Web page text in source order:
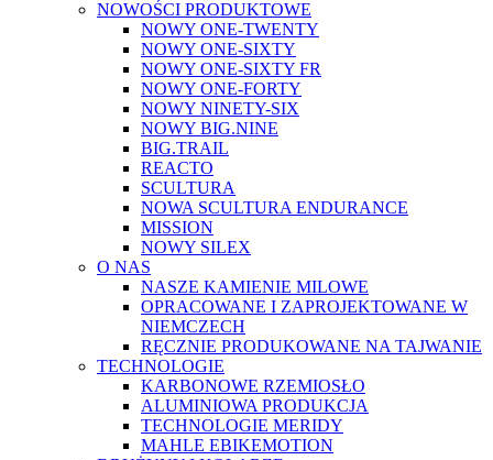
NOWOŚCI PRODUKTOWE
NOWY ONE-TWENTY
NOWY ONE-SIXTY
NOWY ONE-SIXTY FR
NOWY ONE-FORTY
NOWY NINETY-SIX
NOWY BIG.NINE
BIG.TRAIL
REACTO
SCULTURA
NOWA SCULTURA ENDURANCE
MISSION
NOWY SILEX
O NAS
NASZE KAMIENIE MILOWE
OPRACOWANE I ZAPROJEKTOWANE W
NIEMCZECH
RĘCZNIE PRODUKOWANE NA TAJWANIE
TECHNOLOGIE
KARBONOWE RZEMIOSŁO
ALUMINIOWA PRODUKCJA
TECHNOLOGIE MERIDY
MAHLE EBIKEMOTION